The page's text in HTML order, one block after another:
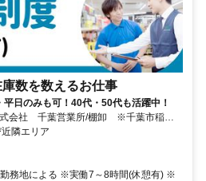
数を数えるお仕事
日のみも可！40代・50代も活躍中！
式会社 千葉営業所/棚卸 ※千葉市稲毛
隣エリア
務地による ※実働7～8時間(休憩有) ※